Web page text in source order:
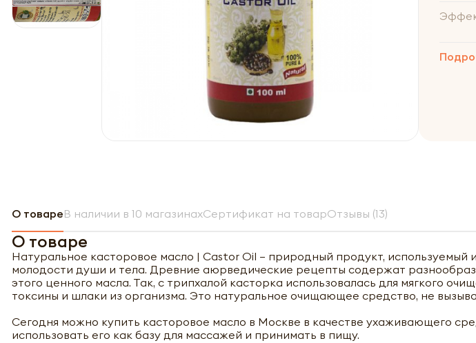
О товареВ наличии в 10 магазинахСертификат на товарОтзывы (13)
О товаре
Натуральное касторовое масло | Castor Oil – природный продукт,
молодости души и тела. Древние аюрведические рецепты содержат
этого ценного масла. Так, с трипхалой касторка использовалась для мягкого
токсины и шлаки из организма. Это натуральное очищающее средство, не
Сегодня можно купить касторовое масло в Москве в качестве ухаживающего
использовать его как базу для массажей и принимать в пищу.